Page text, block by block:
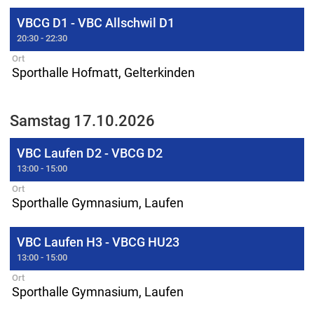
VBCG D1 - VBC Allschwil D1
20:30 - 22:30
Ort
Sporthalle Hofmatt, Gelterkinden
Samstag 17.10.2026
VBC Laufen D2 - VBCG D2
13:00 - 15:00
Ort
Sporthalle Gymnasium, Laufen
VBC Laufen H3 - VBCG HU23
13:00 - 15:00
Ort
Sporthalle Gymnasium, Laufen